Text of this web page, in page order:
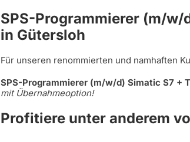
SPS-Programmierer (m/w/
in Gütersloh
Für unseren renommierten und namhaften
SPS-Programmierer (m/w/d) Simatic S7 +
mit Übernahmeoption!
Profitiere unter anderem